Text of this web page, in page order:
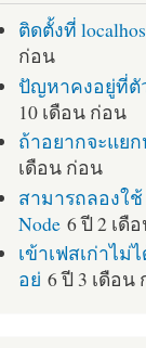
ติดตั้งที่
ก่อน
ปัญหาคงอยู่ที่ตั
10 เดือน ก่อน
ถ้าอยากจะแย
เดือน ก่อน
สามารถลองใช้
Node 6 ปี 2 เดื
เข้าเฟสเก่าไม่
อย่ 6 ปี 3 เดือน